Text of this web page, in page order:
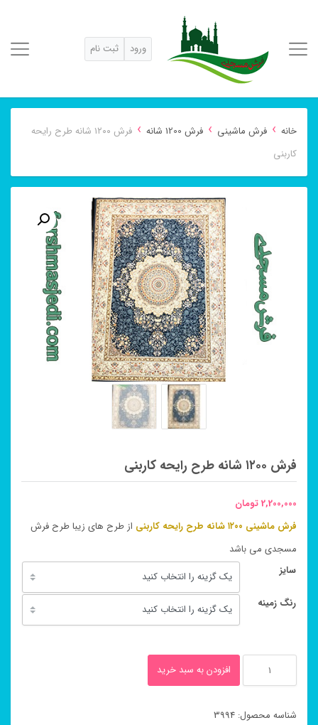
ورود ثبت نام
خانه › فرش ماشینی › فرش 1200 شانه ›
فرش ۱۲۰۰ شانه طرح رایحه
کاربنی
فرش ۱۲۰۰ شانه طرح رایحه کاربنی
2,200,000تومان
فرش ماشینی ۱۲۰۰ شانه طرح رایحه کاربنی
از طرح های زیبا طرح فرش
مسجدی می باشد
سایز
رنگ زمینه
۱۲۰۰
شانه
افزودن به سبد خرید
شناسه محصول: 3994